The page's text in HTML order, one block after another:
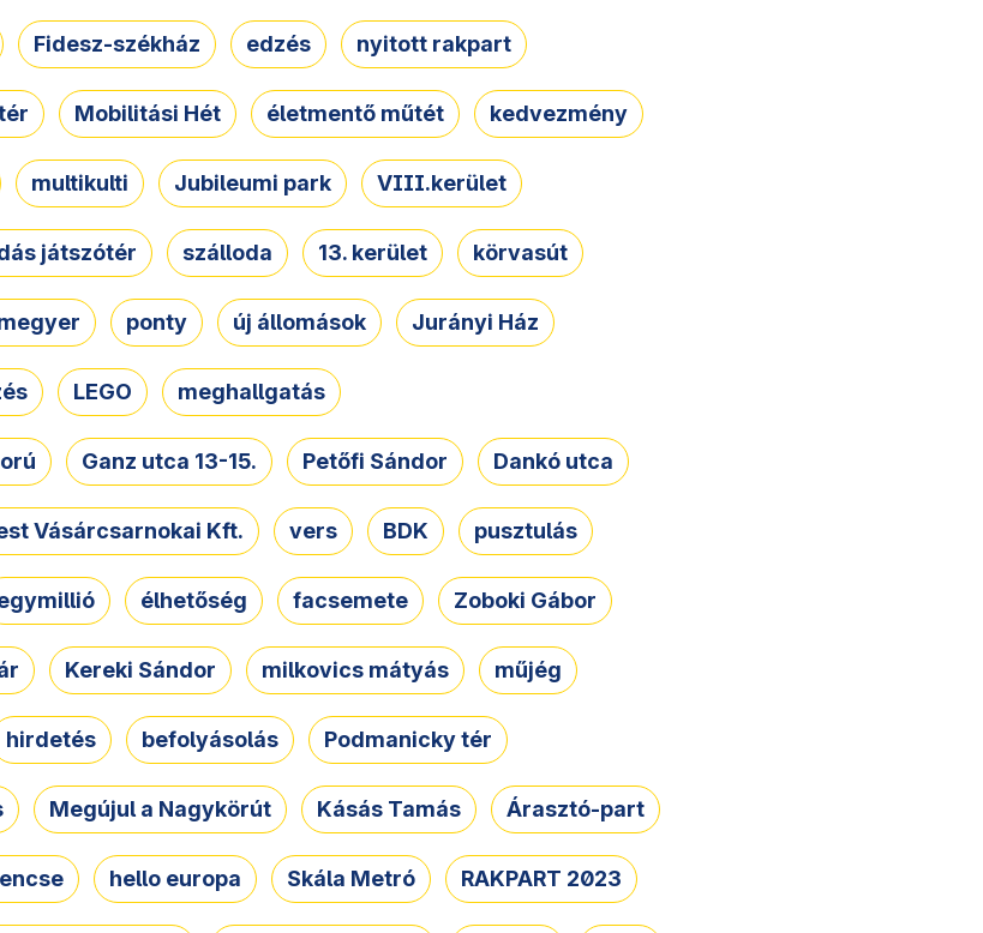
Fidesz-székház edzés nyitott rakpart
Mobilitási Hét életmentő műtét kedvezmény
multikulti Jubileumi park VIII.kerület
játszótér szálloda 13. kerület körvasút
ponty új állomások Jurányi Ház
LEGO meghallgatás
Ganz utca 13-15. Petőfi Sándor Dankó utca
Vásárcsarnokai Kft. vers BDK pusztulás
élhetőség facsemete Zoboki Gábor
Kereki Sándor milkovics mátyás műjég
hirdetés befolyásolás Podmanicky tér
Megújul a Nagykörút Kásás Tamás Árasztó-part
hello europa Skála Metró RAKPART 2023